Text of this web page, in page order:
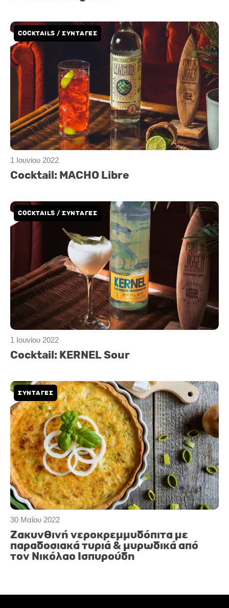
1 Ιουνίου 2022
COCKTAILS / ΣΥΝΤΑΓΕΣ
Cocktail: MACHO Libre
1 Ιουνίου 2022
COCKTAILS / ΣΥΝΤΑΓΕΣ
Cocktail: KERNEL Sour
30 Μαΐου 2022
ΣΥΝΤΑΓΕΣ
Ζακυνθινή νεροκρεμμυδόπιτα με
παραδοσιακά τυριά & μυρωδικά από
τον Νικόλαο Ισπυρούδη